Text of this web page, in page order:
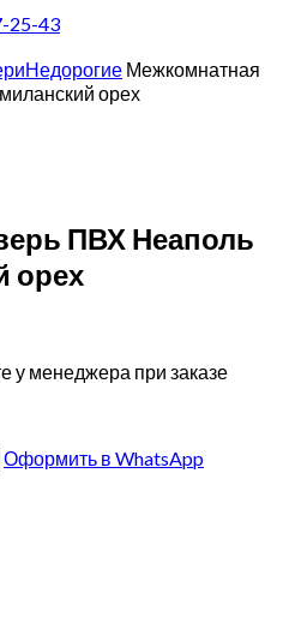
25-43
Недорогие Межкомнатная
орех
ПВХ Неаполь
орех
у менеджера при заказе
Оформить в WhatsApp